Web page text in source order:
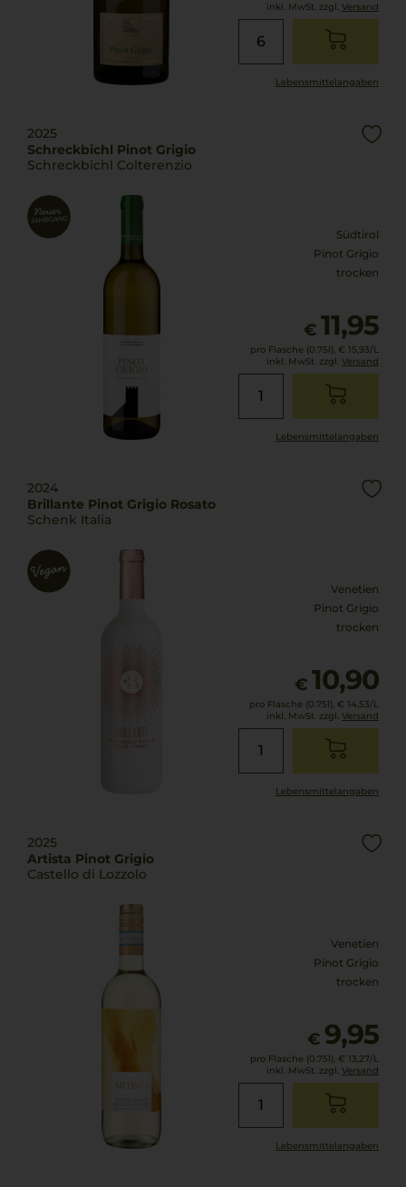
inkl. MwSt. zzgl. Versand
Lebensmittel­angaben
2025
Schreckbichl Pinot Grigio
Schreckbichl Colterenzio
Südtirol
Pinot Grigio
trocken
€ 11,95
pro Flasche (0.75l), € 15,93/L
inkl. MwSt. zzgl. Versand
Lebensmittel­angaben
2024
Brillante Pinot Grigio Rosato
Schenk Italia
Venetien
Pinot Grigio
trocken
€ 10,90
pro Flasche (0.75l), € 14,53/L
inkl. MwSt. zzgl. Versand
Lebensmittel­angaben
2025
Artista Pinot Grigio
Castello di Lozzolo
Venetien
Pinot Grigio
trocken
€ 9,95
pro Flasche (0.75l), € 13,27/L
inkl. MwSt. zzgl. Versand
Lebensmittel­angaben